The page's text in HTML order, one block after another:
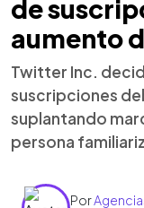
de
aumento
Twitter Inc.
suscripciones
suplantando
persona
Por